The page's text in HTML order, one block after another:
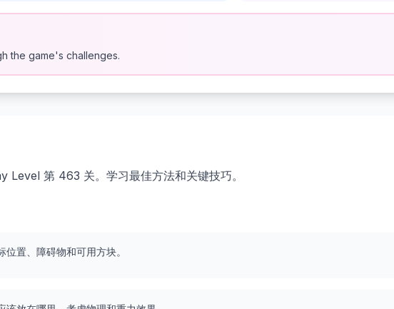
the game's challenges.
Level 第 463 关。学习最佳方法和关键技巧。
置、障碍物和可用方块。